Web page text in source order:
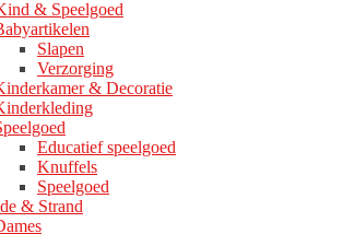
& Speelgoed
Slapen
Verzorging
& Decoratie
Educatief speelgoed
Knuffels
Speelgoed
& Strand